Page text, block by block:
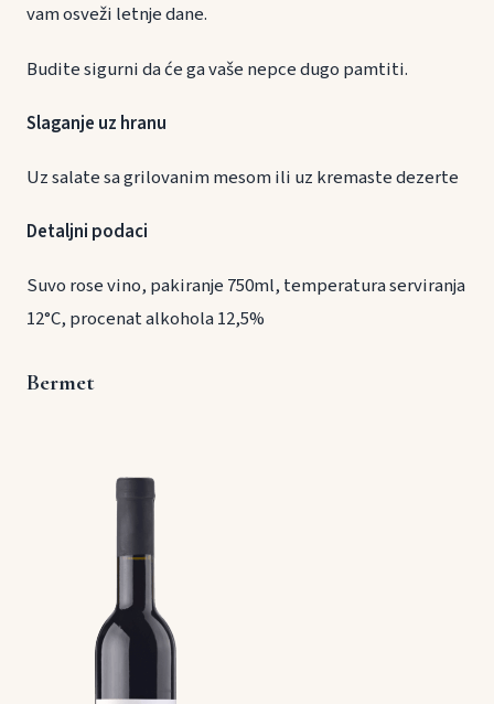
vam osveži letnje dane.
Budite sigurni da će ga vaše nepce dugo pamtiti.
Slaganje uz hranu
Uz salate sa grilovanim mesom ili uz kremaste dezerte
Detaljni podaci
Suvo rose vino, pakiranje 750ml, temperatura serviranja
12°C, procenat alkohola 12,5%
Bermet